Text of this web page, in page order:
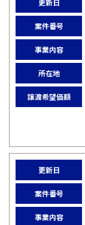
更新日
案件番号
事業内容
所在地
譲渡希望価額
更新日
案件番号
事業内容